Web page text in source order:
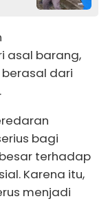
asal barang,
dari
bagi
terhadap
Karena itu,
menjadi